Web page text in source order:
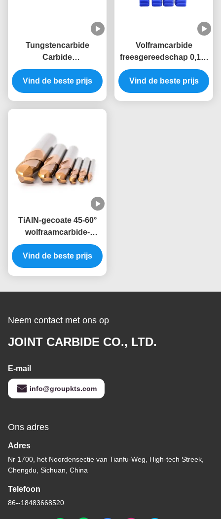
Tungstencarbide
Carbide
eindfreesgereedschap
met 2-4 fluiten
Snijrandhoek 45-60°
Vind de beste prijs
Volframcarbide
freesgereedschap 0,1-6
mm/min Voersnelheid
50-150 mm Algemene
lengte
Vind de beste prijs
TiAlN-gecoate 45-60°
wolfraamcarbide-
snijdmachine met 3-4
fluitjes
Vind de beste prijs
Neem contact met ons op
JOINT CARBIDE CO., LTD.
E-mail
info@groupkts.com
Ons adres
Adres
Nr 1700, het Noordensectie van Tianfu-Weg, High-tech Streek,
Chengdu, Sichuan, China
Telefoon
86--18483668520